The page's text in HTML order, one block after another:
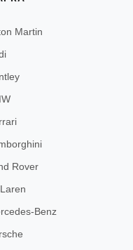
Martin
Rover
Benz